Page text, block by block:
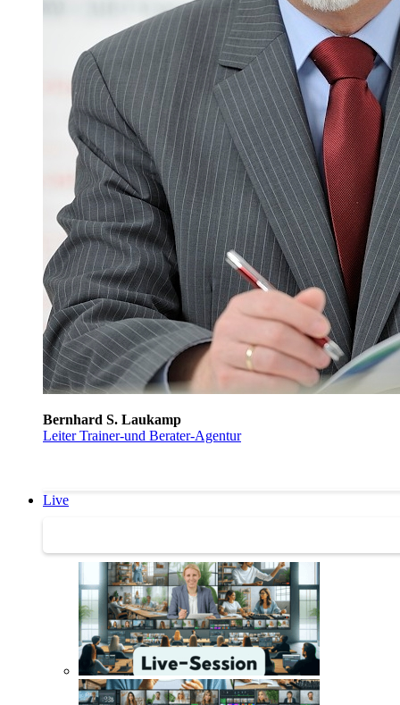
Bernhard S. Laukamp
Leiter Trainer-und Berater-Agentur
Live